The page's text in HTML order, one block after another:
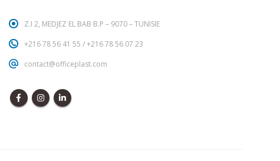
Z.I 2, MEDJEZ EL BAB B.P – 9070 – TUNISIE
+216 78 56 41 55 /+216 78 56 07 23
contact@officeplast.com